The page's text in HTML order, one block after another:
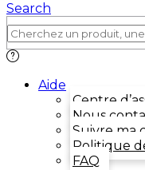
Search
Aide
Centre
Nous
Suivre ma
Politique
FAQ